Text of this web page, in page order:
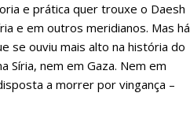
e prática quer trouxe o Daesh
e em outros meridianos. Mas há
se ouviu mais alto na história do
Síria, nem em Gaza. Nem em
a morrer por vingança –